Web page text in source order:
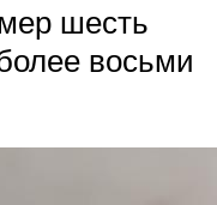
шесть
восьми